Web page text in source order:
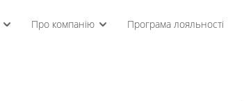
Про компанію Програма лояльності